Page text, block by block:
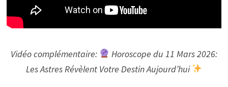
Vidéo complémentaire:
Horoscope du 11 Mars 2026:
Les Astres Révèlent Votre Destin Aujourd’hui